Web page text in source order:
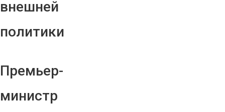
внешней
политики
Премьер-
министр